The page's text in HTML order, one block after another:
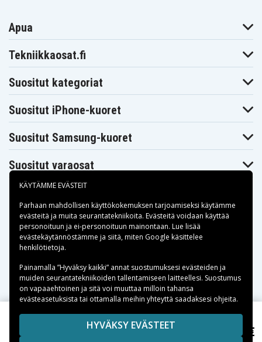
35,11 €
Apua
Tekniikkaosat.fi
Suositut kategoriat
Suositut iPhone-kuoret
Suositut Samsung-kuoret
Suositut varaosat
Maksuvaihtoehdot
Toimitusvaihtoehdot
Copyright © 2026, Spares Nordic AB
SIVULLA MAINITUT TAVARAMERKIT OVAT OMISTAJIENSA
KÄYTÄMME EVÄSTEIT
Parhaan mahdollisen käyttökokemuksen tarjoamiseksi käytämme
evästeitä ja muita seurantatekniikoita. Evästeitä voidaan käyttää
personoituun ja ei-personoituun mainontaan. Lue lisää
evästekäytännöstämme ja siitä, miten Google käsittelee
henkilötietoja.
Painamalla ”Hyväksy kaikki” annat suostumuksesi evästeiden ja
muiden seurantatekniikoiden tallentamiseen laitteellesi. Suostumus
on vapaaehtoinen ja sitä voi muuttaa milloin tahansa
evästeasetuksista tai ottamalla meihin yhteyttä saadaksesi ohjeita.
HYVÄKSY EVÄSTEET